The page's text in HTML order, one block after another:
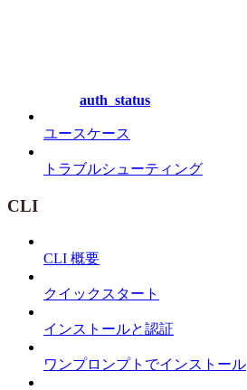
auth_status
ユースケース
トラブルシューティング
CLI
CLI 概要
クイックスタート
インストールと認証
ワンプロンプトでインストール